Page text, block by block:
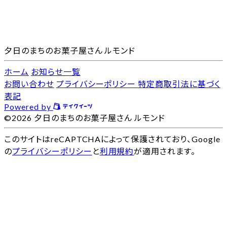
夕日のまちのお菓子屋さん ルモンド
ホーム お知らせ一覧
お問い合わせ プライバシーポリシー 特定商取引法に基づく
表記
Powered by
©2026 夕日のまちのお菓子屋さん ルモンド
このサイトはreCAPTCHAによって保護されており、Google
のプライバシーポリシー と利用規約が適用されます。